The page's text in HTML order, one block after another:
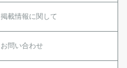
掲載情報に関して
お問い合わせ